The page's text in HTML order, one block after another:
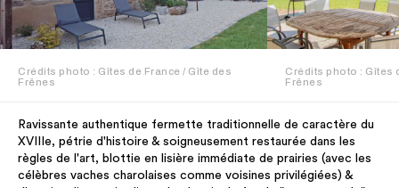
Crédits photo : Gîtes de France / Gîte des
Frênes
Crédits photo : Gîtes
Frênes
Ravissante authentique fermette traditionnelle de caractère du
XVIIIe, pétrie d'histoire & soigneusement restaurée dans les
règles de l'art, blottie en lisière immédiate de prairies (avec les
célèbres vaches charolaises comme voisines privilégiées) &